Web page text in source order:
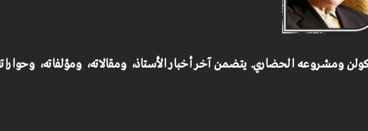
كولن ومشروعه الحضاري. يتضمن آخر أخبار الأستاذ، ومقالاته، ومؤلفاته،